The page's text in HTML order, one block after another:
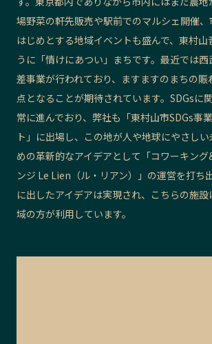
場野菜の軒先販売や駅前でのマルシェ開催
はじめとする地域イベントも盛んで、東村山
うに「情けにあつい」まちです。最近では
差事業が行われており、ますますのまちの賑
点となることが期待されています。SDGsに
常に進んでおり、弊社も「東村山市SDGs事
ト」に出場し、この地が人や地球にやさし
めの革新的なアイデアとして「コワーキング
ンジ Le Lien（ル・リアン）」の運営を打ち
に出したアイデアは実現され、こちらの施
域の方が利用しています。